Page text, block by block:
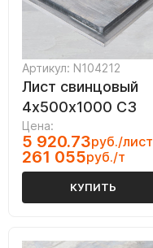
Артикул: N104212
Лист свинцовый
4х500х1000 С3
Цена:
5 920.73руб./лист
261 055руб./т
КУПИТЬ